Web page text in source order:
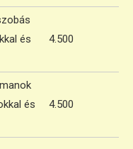
és
4.500
és
4.500